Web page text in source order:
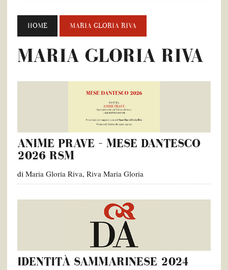
HOME MARIA GLORIA RIVA
MARIA GLORIA RIVA
ANIME PRAVE – MESE DANTESCO
2026 RSM
di Maria Gloria Riva, Riva Maria Gloria
IDENTITÀ SAMMARINESE 2024